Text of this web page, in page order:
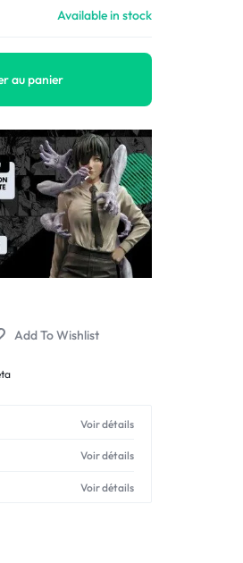
Available in stock
au panier
Voir détails
Voir détails
Voir détails